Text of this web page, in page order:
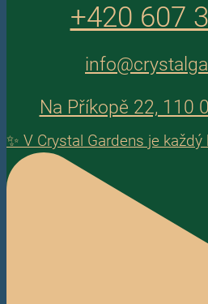
+420 607
Na Příkopě 22, 110
✨ V Crystal Gardens je